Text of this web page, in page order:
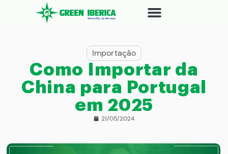
Importação
Como Importar da
China para Portugal
em 2025
21/05/2024